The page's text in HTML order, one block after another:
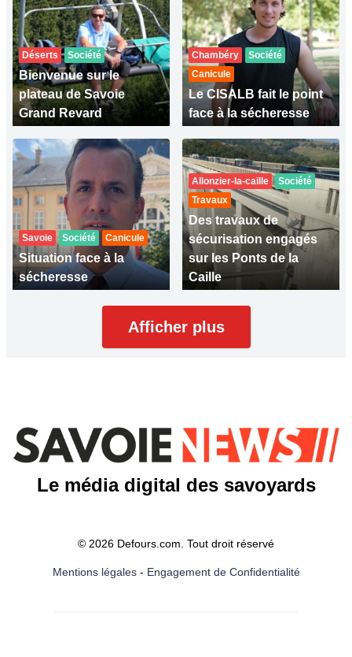
Déserts Société
Bienvenue sur le
plateau de Savoie
Grand Revard
Chambéry
Société
Canicule
Le CISALB fait le point
face à la sécheresse
Savoie Société Canicule
Situation face à la
sécheresse
Allonzier-la-caille
Société
Travaux
Des travaux de
sécurisation engagés
sur les Ponts de la
Caille
Afficher plus
Le média digital des savoyards
© 2026 Defours.com. Tout droit réservé
Mentions légales- Engagement de Confidentialité